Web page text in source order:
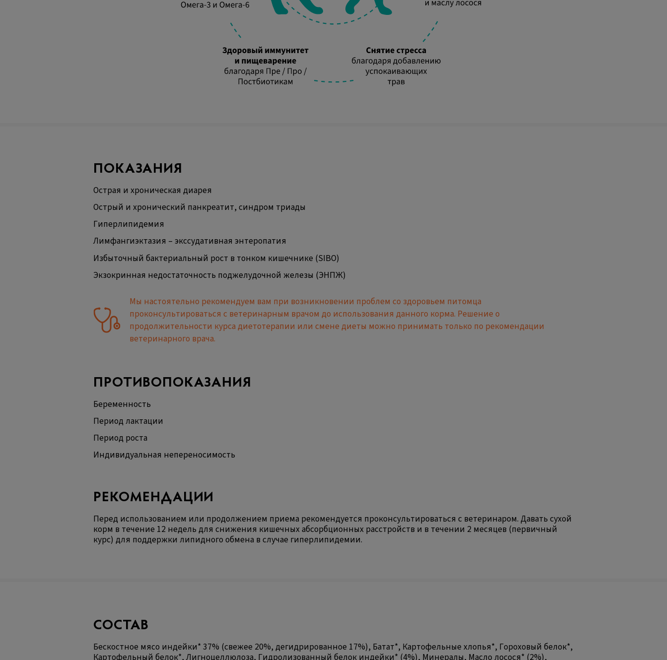
ПОКАЗАНИЯ
Острая и хроническая диарея
Острый и хронический панкреатит, синдром триады
Гиперлипидемия
Лимфангиэктазия – экссудативная энтеропатия
Избыточный бактериальный рост в тонком кишечнике (SIBO)
Экзокринная недостаточность поджелудочной железы (ЭНПЖ)
Мы настоятельно рекомендуем вам при возникновении проблем со здоровьем питомца
проконсультироваться с ветеринарным врачом до использования данного корма. Решение о
продолжительности курса диетотерапии или смене диеты можно принимать только по рекомендации
ветеринарного врача.
ПРОТИВОПОКАЗАНИЯ
Беременность
Период лактации
Период роста
Индивидуальная непереносимость
РЕКОМЕНДАЦИИ
Перед использованием или продолжением приема рекомендуется проконсультироваться с ветеринаром. Давать сухой
корм в течение 12 недель для снижения кишечных абсорбционных расстройств и в течении 2 месяцев (первичный
курс) для поддержки липидного обмена в случае гиперлипидемии.
СОСТАВ
Бескостное мясо индейки* 37% (свежее 20%, дегидрированное 17%), Батат*, Картофельные хлопья*, Гороховый белок*,
Картофельный белок*, Лигноцеллюлоза, Гидролизованный белок индейки* (4%), Минералы, Масло лосося* (2%),